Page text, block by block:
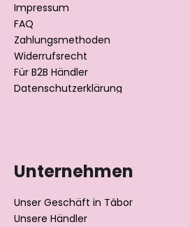
Impressum
FAQ
Zahlungsmethoden
Widerrufsrecht
Für B2B Händler
Datenschutzerklärung
Unternehmen
Unser Geschäft in Tábor
Unsere Händler